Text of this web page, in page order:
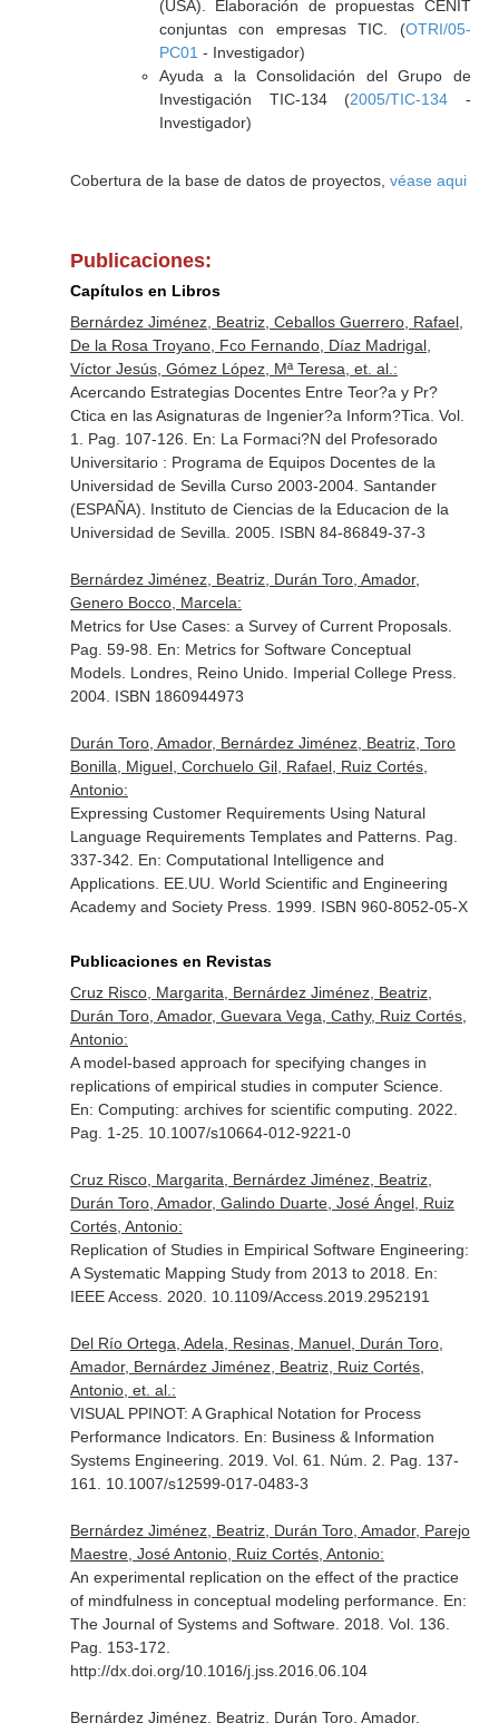
(USA). Elaboración de propuestas CENIT
conjuntas con empresas TIC. (OTRI/05-
PC01 - Investigador)
Ayuda a la Consolidación del Grupo de
Investigación TIC-134 (2005/TIC-134 -
Investigador)
Cobertura de la base de datos de proyectos, véase aqui
Publicaciones:
Capítulos en Libros
Bernárdez Jiménez, Beatriz, Ceballos Guerrero, Rafael,
De la Rosa Troyano, Fco Fernando, Díaz Madrigal,
Víctor Jesús, Gómez López, Mª Teresa, et. al.:
Acercando Estrategias Docentes Entre Teor?a y Pr?
Ctica en las Asignaturas de Ingenier?a Inform?Tica. Vol.
1. Pag. 107-126. En: La Formaci?N del Profesorado
Universitario : Programa de Equipos Docentes de la
Universidad de Sevilla Curso 2003-2004. Santander
(ESPAÑA). Instituto de Ciencias de la Educacion de la
Universidad de Sevilla. 2005. ISBN 84-86849-37-3
Bernárdez Jiménez, Beatriz, Durán Toro, Amador,
Genero Bocco, Marcela:
Metrics for Use Cases: a Survey of Current Proposals.
Pag. 59-98. En: Metrics for Software Conceptual
Models. Londres, Reino Unido. Imperial College Press.
2004. ISBN 1860944973
Durán Toro, Amador, Bernárdez Jiménez, Beatriz, Toro
Bonilla, Miguel, Corchuelo Gil, Rafael, Ruiz Cortés,
Antonio:
Expressing Customer Requirements Using Natural
Language Requirements Templates and Patterns. Pag.
337-342. En: Computational Intelligence and
Applications. EE.UU. World Scientific and Engineering
Academy and Society Press. 1999. ISBN 960-8052-05-X
Publicaciones en Revistas
Cruz Risco, Margarita, Bernárdez Jiménez, Beatriz,
Durán Toro, Amador, Guevara Vega, Cathy, Ruiz Cortés,
Antonio:
A model-based approach for specifying changes in
replications of empirical studies in computer Science.
En: Computing: archives for scientific computing . 2022.
Pag. 1-25. 10.1007/s10664-012-9221-0
Cruz Risco, Margarita, Bernárdez Jiménez, Beatriz,
Durán Toro, Amador, Galindo Duarte, José Ángel, Ruiz
Cortés, Antonio:
Replication of Studies in Empirical Software Engineering:
A Systematic Mapping Study from 2013 to 2018. En:
IEEE Access. 2020. 10.1109/Access.2019.2952191
Del Río Ortega, Adela, Resinas, Manuel, Durán Toro,
Amador, Bernárdez Jiménez, Beatriz, Ruiz Cortés,
Antonio, et. al.:
VISUAL PPINOT: A Graphical Notation for Process
Performance Indicators. En: Business & Information
Systems Engineering . 2019. Vol. 61. Núm. 2. Pag. 137-
161. 10.1007/s12599-017-0483-3
Bernárdez Jiménez, Beatriz, Durán Toro, Amador, Parejo
Maestre, José Antonio, Ruiz Cortés, Antonio:
An experimental replication on the effect of the practice
of mindfulness in conceptual modeling performance. En:
The Journal of Systems and Software. 2018. Vol. 136.
Pag. 153-172.
http://dx.doi.org/10.1016/j.jss.2016.06.104
Bernárdez Jiménez, Beatriz, Durán Toro, Amador,